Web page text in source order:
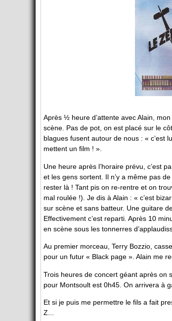
Après ½ heure d’attente avec Alain,
scène. Pas de pot, on est placé sur le
blagues fusent autour de nous : « c’est
mettent un film ! ».
Une heure après l’horaire prévu, c’est
et les gens sortent. Il n’y a même pas
rester là ! Tant pis on re-rentre et on
mal roulée !). Je dis à Alain : « c’est
sur scène et sans batteur. Une guitare
Effectivement c’est reparti. Après 10
en scène sous les tonnerres
Au premier morceau, Terry Bozzio,
pour un futur « Black page ». Alain me
Trois heures de concert géant après on
pour Montsoult est 0h45. On arrivera à
Et si je puis me permettre le fils a fait
Z...